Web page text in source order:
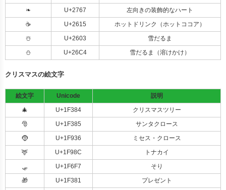
❧
U+2767
左向きの装飾的なハート
☕
U+2615
ホットドリンク（ホットココア）
☃️
U+2603
雪だるま
⛄
U+26C4 雪だるま（溶けかけ）
クリスマスの絵文字
絵文字 Unicode
説明
🎄
U+1F384
クリスマスツリー
🎅
U+1F385
サンタクロース
🤶
U+1F936
ミセス・クロース
🦌
U+1F98C
トナカイ
🛷
U+1F6F7
そり
🎁
U+1F381
プレゼント